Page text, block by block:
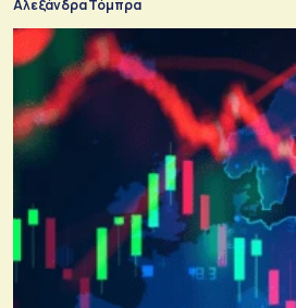
Αλεξάνδρα Τόμπρα